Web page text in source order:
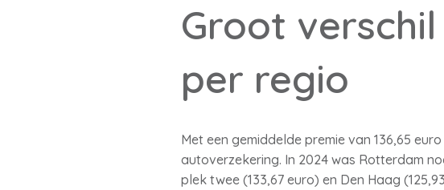
Groot
per regio
Met een gemiddelde premie van 136,65
autoverzekering. In 2024 was Rotterdam
plek twee (133,67 euro) en Den Haag